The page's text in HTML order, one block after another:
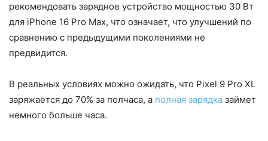
рекомендовать зарядное устройство мощностью 30 Вт
для iPhone 16 Pro Max, что означает, что улучшений по
сравнению с предыдущими поколениями не
предвидится.
В реальных условиях можно ожидать, что Pixel 9 Pro XL
заряжается до 70% за полчаса, а полная зарядка займет
немного больше часа.